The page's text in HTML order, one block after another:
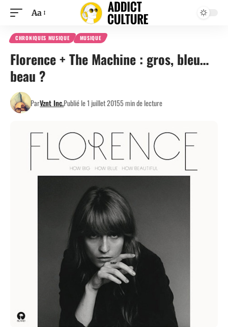
Aa
CHRONIQUES MUSIQUE MUSIQUE
Florence + The Machine : gros, bleu…
beau ?
ParVznt Inc.Publié le 1 juillet 20155 min de lecture